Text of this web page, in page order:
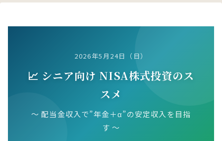
2026年5月24日（日）
📈 シニア向け NISA株式投資のス
スメ
〜 配当金収入で”年金＋α”の安定収入を目指
す 〜